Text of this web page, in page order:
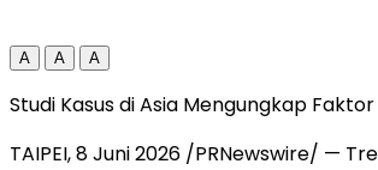
A A A
Studi Kasus di Asia Mengungkap
TAIPEI, 8 Juni 2026 /PRNewswire/ —